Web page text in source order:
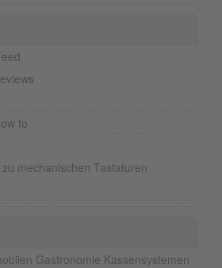
to
mechanischen Tastaturen
Gastronomie Kassensystemen